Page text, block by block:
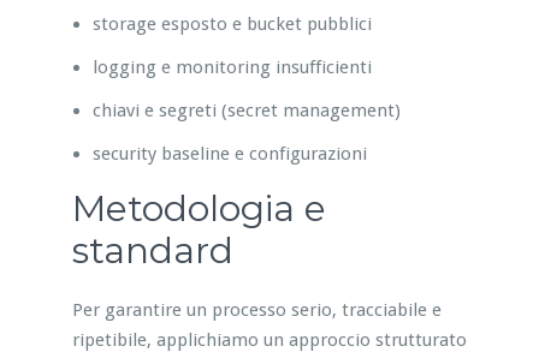
storage esposto e bucket pubblici
logging e monitoring insufficienti
chiavi e segreti (secret management)
security baseline e configurazioni
Metodologia e
standard
Per garantire un processo serio, tracciabile e
ripetibile, applichiamo un approccio strutturato